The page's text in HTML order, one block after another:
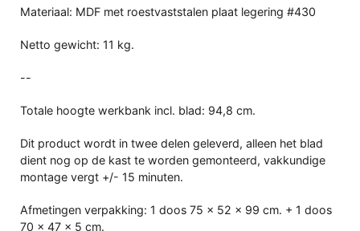
Materiaal: MDF met roestvaststalen plaat legering #430
Netto gewicht: 11 kg.
--
Totale hoogte werkbank incl. blad: 94,8 cm.
Dit product wordt in twee delen geleverd, alleen het blad
dient nog op de kast te worden gemonteerd, vakkundige
montage vergt +/- 15 minuten.
Afmetingen verpakking: 1 doos 75 x 52 x 99 cm. + 1 doos
70 x 47 x 5 cm.